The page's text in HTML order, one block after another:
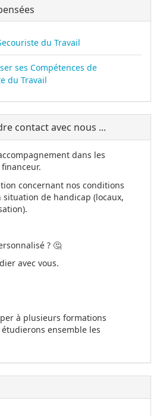
du Travail
ses Compétences de
du Travail
contact avec nous ...
dans les
concernant nos conditions
situation de handicap (locaux,
? 🤔
avec vous.
à plusieurs formations
ensemble les